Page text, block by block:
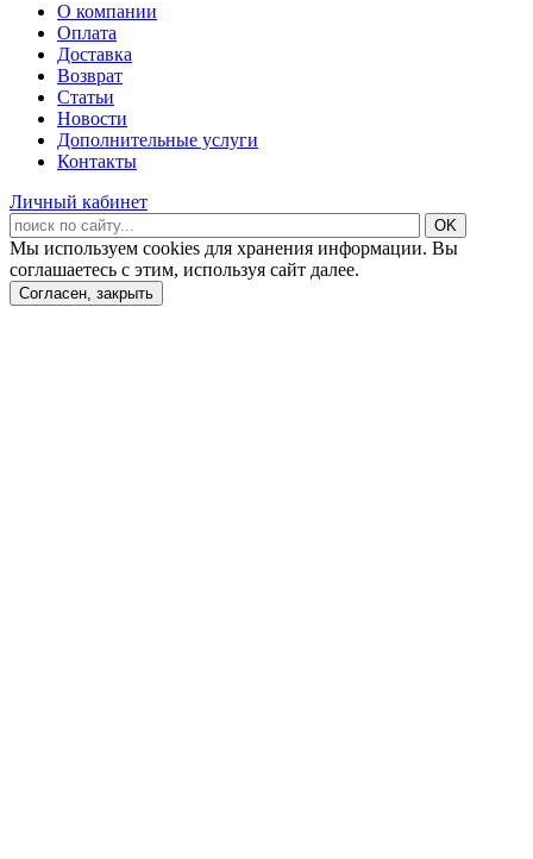
О компании
Оплата
Доставка
Возврат
Статьи
Новости
Дополнительные услуги
Контакты
Личный кабинет
Мы используем cookies для хранения информации. Вы
соглашаетесь с этим, используя сайт далее.
Согласен, закрыть